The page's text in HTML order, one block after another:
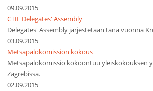
09.09.2015
CTIF Delegates' Assembly
Delegates' Assembly järjestetään tänä vuonna
03.09.2015
Metsäpalokomission kokous
Metsäpalokomissio kokoontuu yleiskokouksen
Zagrebissa.
02.09.2015